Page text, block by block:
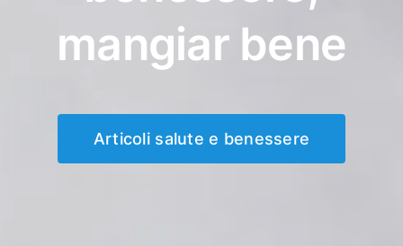
mangiar bene
Articoli salute e benessere